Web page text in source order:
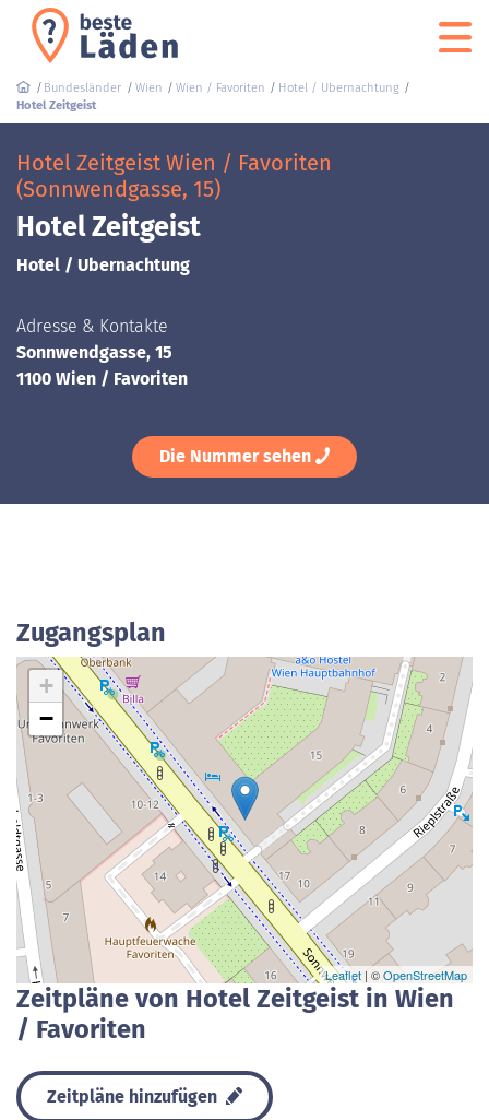
Bundesländer Wien Wien / Favoriten
Hotel / Ubernachtung
Hotel Zeitgeist
Hotel Zeitgeist Wien / Favoriten
(Sonnwendgasse, 15)
Hotel Zeitgeist
Hotel / Ubernachtung
Adresse & Kontakte
Sonnwendgasse, 15
1100 Wien / Favoriten
Die Nummer sehen
Zugangsplan
+
−
Leaflet | ©OpenStreetMap
Zeitpläne von Hotel Zeitgeist in Wien
/ Favoriten
Zeitpläne hinzufügen